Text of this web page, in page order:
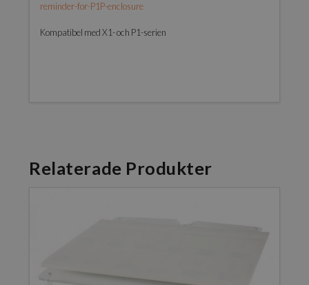
reminder-for-P1P-enclosure
Kompatibel med X1- och P1-serien
Relaterade Produkter